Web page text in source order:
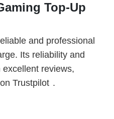
Top-Up
and professional
Its reliability and
reviews,
Trustpilot .